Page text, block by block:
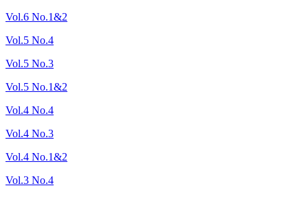
Vol.6 No.1&2
Vol.5 No.4
Vol.5 No.3
Vol.5 No.1&2
Vol.4 No.4
Vol.4 No.3
Vol.4 No.1&2
Vol.3 No.4